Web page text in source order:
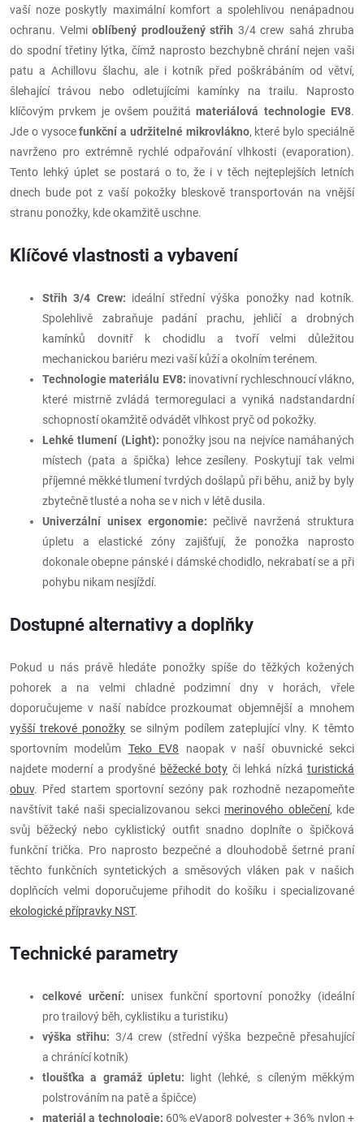
vaší noze poskytly maximální komfort a spolehlivou nenápadnou
ochranu. Velmi oblíbený prodloužený střih 3/4 crew sahá zhruba
do spodní třetiny lýtka, čímž naprosto bezchybně chrání nejen vaši
patu a Achillovu šlachu, ale i kotník před poškrábáním od větví,
šlehající trávou nebo odletujícími kamínky na trailu. Naprosto
klíčovým prvkem je ovšem použitámateriálová technologie EV8.
Jde o vysocefunkční a udržitelné mikrovlákno, které bylo speciálně
navrženo pro extrémně rychlé odpařování vlhkosti (evaporation).
Tento lehký úplet se postará o to, že i v těch nejteplejších letních
dnech bude pot z vaší pokožky bleskově transportován na vnější
stranu ponožky, kde okamžitě uschne.
Klíčové vlastnosti a vybavení
Střih 3/4 Crew: ideální střední výška ponožky nad kotník.
Spolehlivě zabraňuje padání prachu, jehličí a drobných
kamínků dovnitř k chodidlu a tvoří velmi důležitou
mechanickou bariéru mezi vaší kůží a okolním terénem.
Technologie materiálu EV8: inovativní rychleschnoucí vlákno,
které mistrně zvládá termoregulaci a vyniká nadstandardní
schopností okamžitě odvádět vlhkost pryč od pokožky.
Lehké tlumení (Light): ponožky jsou na nejvíce namáhaných
místech (pata a špička) lehce zesíleny. Poskytují tak velmi
příjemné měkké tlumení tvrdých došlapů při běhu, aniž by byly
zbytečně tlusté a noha se v nich v létě dusila.
Univerzální unisex ergonomie: pečlivě navržená struktura
úpletu a elastické zóny zajišťují, že ponožka naprosto
dokonale obepne pánské i dámské chodidlo, nekrabatí se a při
pohybu nikam nesjíždí.
Dostupné alternativy a doplňky
Pokud u nás právě hledáte ponožky spíše do těžkých kožených
pohorek a na velmi chladné podzimní dny v horách, vřele
doporučujeme v naší nabídce prozkoumat objemnější a mnohem
vyšší trekové ponožky se silným podílem zateplující vlny. K těmto
sportovním modelům Teko EV8 naopak v naší obuvnické sekci
najdete moderní a prodyšné běžecké boty či lehká nízkáturistická
obuv. Před startem sportovní sezóny pak rozhodně nezapomeňte
navštívit také naši specializovanou sekci merinového oblečení, kde
svůj běžecký nebo cyklistický outfit snadno doplníte o špičková
funkční trička. Pro naprosto bezpečné a dlouhodobě šetrné praní
těchto funkčních syntetických a směsových vláken pak v našich
doplňcích velmi doporučujeme přihodit do košíku i specializované
ekologické přípravky NST.
Technické parametry
celkové určení: unisex funkční sportovní ponožky (ideální
pro trailový běh, cyklistiku a turistiku)
výška střihu: 3/4 crew (střední výška bezpečně přesahující
a chránící kotník)
tloušťka a gramáž úpletu: light (lehké, s cíleným měkkým
polstrováním na patě a špičce)
materiál a technologie: 60% eVapor8 polyester + 36% nylon +